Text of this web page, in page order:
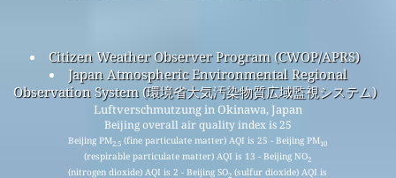
Citizen Weather Observer Program (CWOP/APRS)
Japan Atmospheric Environmental Regional
Observation System (環境省大気汚染物質広域監視システム)
Luftverschmutzung in Okinawa, Japan
Beijing overall air quality index is 25
Beijing PM2.5 (fine particulate matter) AQI is 25 - Beijing PM10
(respirable particulate matter) AQI is 13 - Beijing NO2
(nitrogen dioxide) AQI is 2 - Beijing SO2 (sulfur dioxide) AQI is